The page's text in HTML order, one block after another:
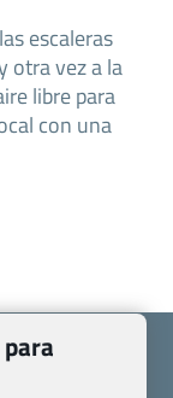
escaleras
otra vez a la
libre para
con una